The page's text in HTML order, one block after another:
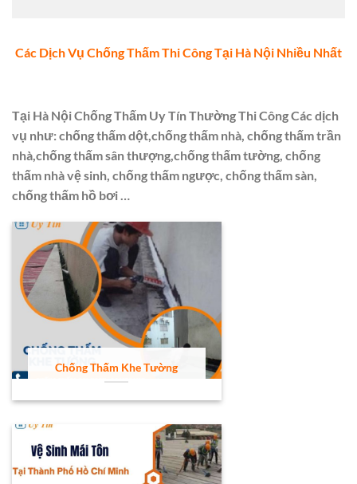
Các Dịch Vụ Chống Thấm Thi Công Tại Hà Nội Nhiều Nhất
Tại Hà Nội Chống Thấm Uy Tín Thường Thi Công Các dịch
vụ như: chống thấm dột,chống thấm nhà, chống thấm trần
nhà,chống thấm sân thượng,chống thấm tường, chống
thấm nhà vệ sinh, chống thấm ngược, chống thấm sàn,
chống thấm hồ bơi …
Chống Thấm Khe Tường